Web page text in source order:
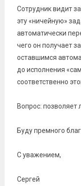
Сотрудник видит
эту «ничейную»
автоматически
чего он получает
оставшимся
до исполнения
соответственно
Вопрос:
Буду премного
С уважением,
Сергей